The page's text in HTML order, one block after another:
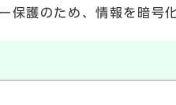
保護のため、情報を暗